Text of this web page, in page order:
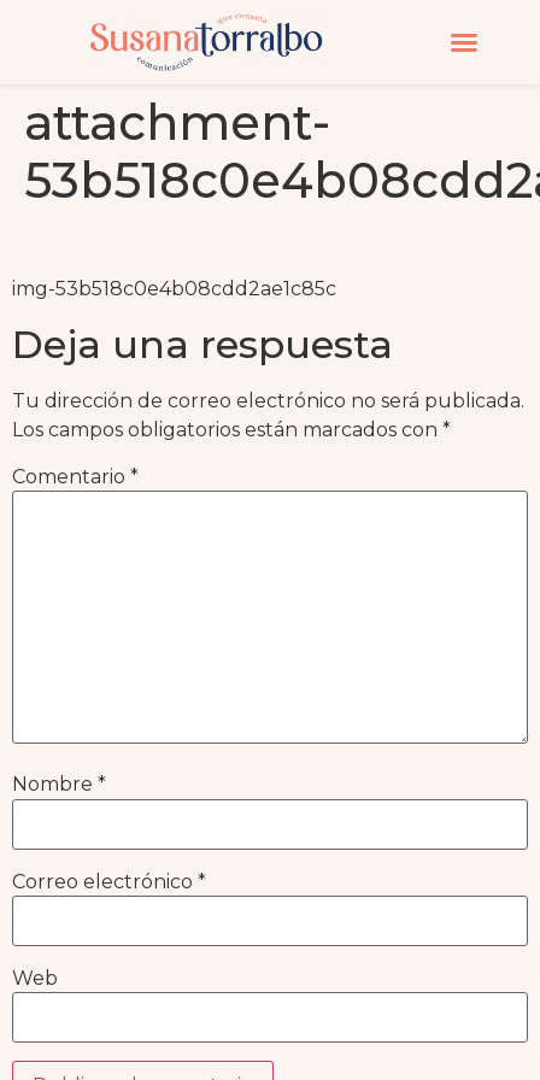
attachment-
img-53b518c0e4b08cdd2ae1c85c
Deja una respuesta
Tu dirección de correo electrónico no será publicada.
Los campos obligatorios están marcados con *
Comentario *
Nombre *
Correo electrónico *
Web